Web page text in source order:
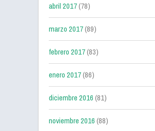
abril 2017(78)
marzo 2017(89)
febrero 2017(83)
enero 2017(86)
diciembre 2016(81)
noviembre 2016(88)